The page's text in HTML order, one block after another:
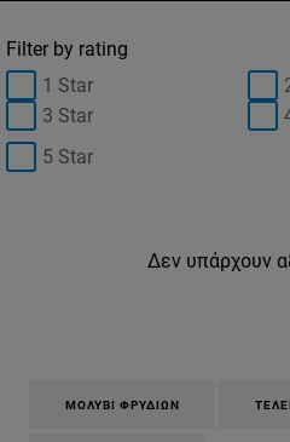
Filter by rating
1 Star
3 Star
5 Star
Δεν υπάρχουν
ΜΟΛΎΒΙ ΦΡΥΔΙΏΝ